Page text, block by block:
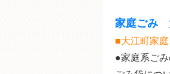
家庭ごみ
■大江町家
●家庭系ご